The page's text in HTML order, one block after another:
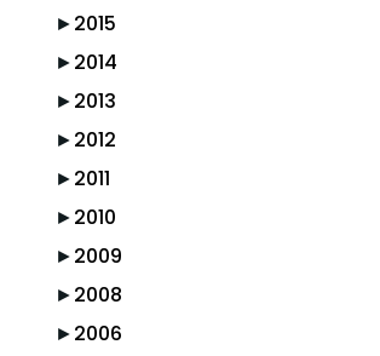
►2015
►2014
►2013
►2012
►2011
►2010
►2009
►2008
►2006